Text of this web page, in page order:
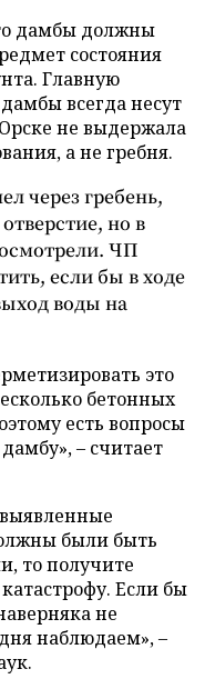
дамбы должны
состояния
Главную
всегда несут
не выдержала
а не гребня.
через гребень,
но в
ЧП
если бы в ходе
воды на
это
бетонных
есть вопросы
– считает
были быть
то получите
Если бы
не
наблюдаем», –